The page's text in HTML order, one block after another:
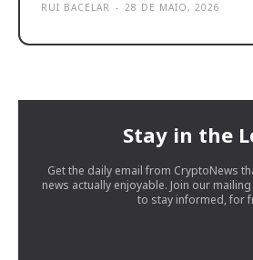
RUI BACELAR - 28 DE MAIO, 2026
Stay in the
Get the daily email from CryptoNews
news actually enjoyable. Join our
to stay informed, for